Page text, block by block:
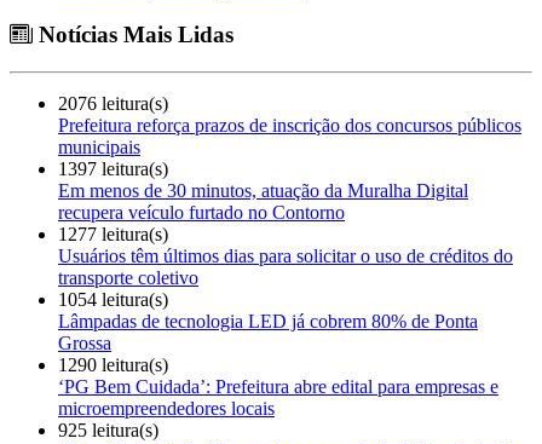
Notícias Mais Lidas
2076 leitura(s)
Prefeitura reforça prazos de inscrição dos concursos públicos
municipais
1397 leitura(s)
Em menos de 30 minutos, atuação da Muralha Digital
recupera veículo furtado no Contorno
1277 leitura(s)
Usuários têm últimos dias para solicitar o uso de créditos do
transporte coletivo
1054 leitura(s)
Lâmpadas de tecnologia LED já cobrem 80% de Ponta
Grossa
1290 leitura(s)
‘PG Bem Cuidada’: Prefeitura abre edital para empresas e
microempreendedores locais
925 leitura(s)